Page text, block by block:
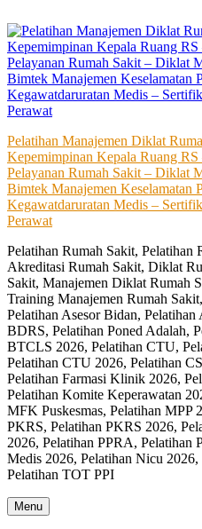
to
content
Pelatihan Manajemen Diklat
Kepemimpinan Kepala Ruang
Pelayanan Rumah Sakit – Diklat
Bimtek Manajemen Keselamatan
Kegawatdaruratan Medis –
Perawat
Pelatihan Rumah Sakit, Pelatihan
Akreditasi Rumah Sakit, Diklat
Sakit, Manajemen Diklat Rumah
Training Manajemen Rumah
Pelatihan Asesor Bidan, Pelatihan
BDRS, Pelatihan Poned Adalah,
BTCLS 2026, Pelatihan CTU,
Pelatihan CTU 2026, Pelatihan
Pelatihan Farmasi Klinik 2026,
Pelatihan Komite Keperawatan
MFK Puskesmas, Pelatihan MPP
PKRS, Pelatihan PKRS 2026,
2026, Pelatihan PPRA, Pelatihan
Medis 2026, Pelatihan Nicu
Pelatihan TOT PPI
Menu